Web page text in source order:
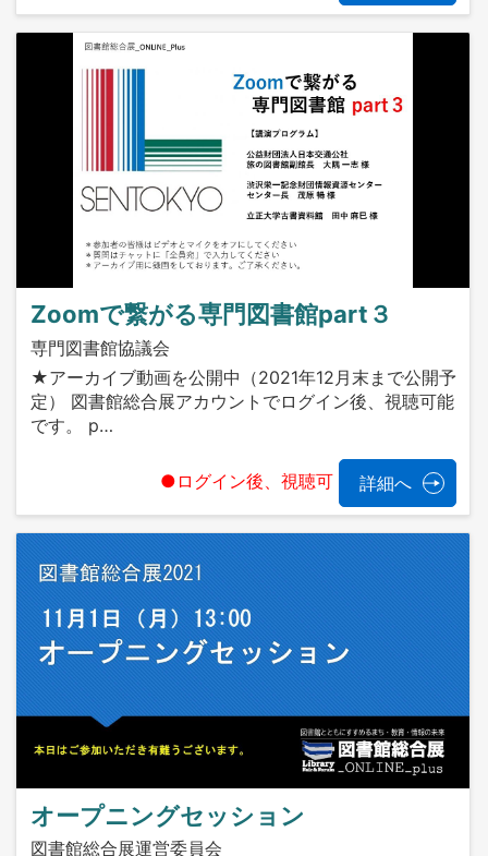
Zoomで繋がる専門図書館part３
専門図書館協議会
★アーカイブ動画を公開中（2021年12月末まで公開予
定） 図書館総合展アカウントでログイン後、視聴可能
です。 p…
●ログイン後、視聴可 詳細へ
オープニングセッション
図書館総合展運営委員会